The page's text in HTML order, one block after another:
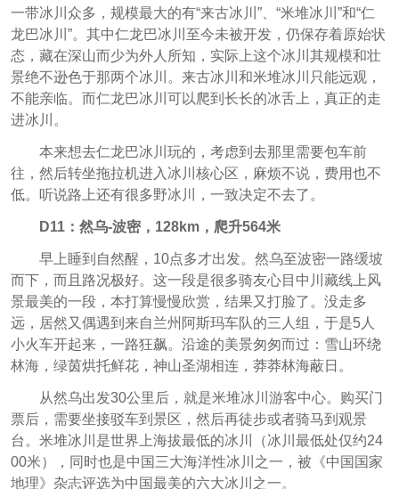
一带冰川众多，规模最大的有“来古冰川”、“米堆冰川”和“仁
龙巴冰川”。其中仁龙巴冰川至今未被开发，仍保存着原始状
态，藏在深山而少为外人所知，实际上这个冰川其规模和壮
景绝不逊色于那两个冰川。来古冰川和米堆冰川只能远观，
不能亲临。而仁龙巴冰川可以爬到长长的冰舌上，真正的走
进冰川。
本来想去仁龙巴冰川玩的，考虑到去那里需要包车前
往，然后转坐拖拉机进入冰川核心区，麻烦不说，费用也不
低。听说路上还有很多野冰川，一致决定不去了。
D11：然乌-波密，128km，爬升564米
早上睡到自然醒，10点多才出发。然乌至波密一路缓坡
而下，而且路况极好。这一段是很多骑友心目中川藏线上风
景最美的一段，本打算慢慢欣赏，结果又打脸了。没走多
远，居然又偶遇到来自兰州阿斯玛车队的三人组，于是5人
小火车开起来，一路狂飙。沿途的美景匆匆而过：雪山环绕
林海，绿茵烘托鲜花，神山圣湖相连，莽莽林海蔽日。
从然乌出发30公里后，就是米堆冰川游客中心。购买门
票后，需要坐接驳车到景区，然后再徒步或者骑马到观景
台。米堆冰川是世界上海拔最低的冰川（冰川最低处仅约24
00米），同时也是中国三大海洋性冰川之一，被《中国国家
地理》杂志评选为中国最美的六大冰川之一。